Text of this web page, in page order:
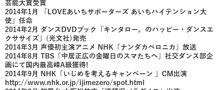
芸能大賞受賞
2014年1月 「LOVEあいちサポーターズ あいちハイテンション大
使」任命
2014年2月 ダンスDVDブック「キンタロー。のハッピー・ダンスエ
クササイズ」(光文社)発売
2014年3月 声優初主演アニメ NHK「ナンダカベロニカ」放送
2014年8月 TBS「中居正広の金曜日のスマたちへ」社交ダンス部企
画にて国内最高峰A級獲得!
2014年9月 NHK「いじめを考えるキャンペーン 」CM出演
http://www.nhk.or.jp/ijimezero/spot.html